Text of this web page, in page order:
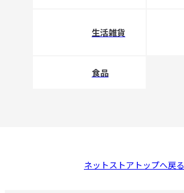
生活雑貨
食品
ネットストアトップへ戻る